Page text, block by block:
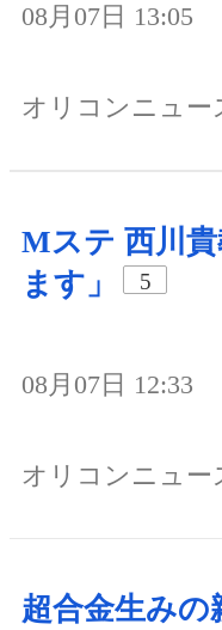
08月07日 13:05
オリコンニュー
Mステ 西川
ます」
5
08月07日 12:33
オリコンニュー
超合金生みの